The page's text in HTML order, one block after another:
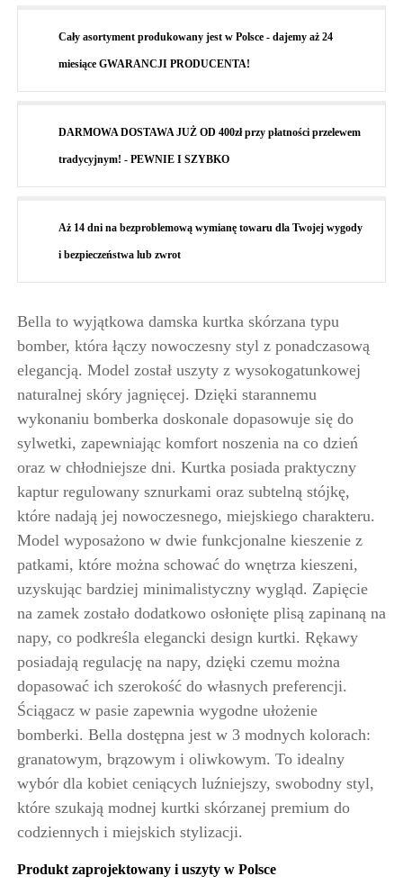
Cały asortyment produkowany jest w Polsce - dajemy aż 24
miesiące GWARANCJI PRODUCENTA!
DARMOWA DOSTAWA JUŻ OD 400zł przy płatności przelewem
tradycyjnym! - PEWNIE I SZYBKO
Aż 14 dni na bezproblemową wymianę towaru dla Twojej wygody
i bezpieczeństwa lub zwrot
Bella to wyjątkowa damska kurtka skórzana typu
bomber, która łączy nowoczesny styl z ponadczasową
elegancją. Model został uszyty z wysokogatunkowej
naturalnej skóry jagnięcej. Dzięki starannemu
wykonaniu bomberka doskonale dopasowuje się do
sylwetki, zapewniając komfort noszenia na co dzień
oraz w chłodniejsze dni. Kurtka posiada praktyczny
kaptur regulowany sznurkami oraz subtelną stójkę,
które nadają jej nowoczesnego, miejskiego charakteru.
Model wyposażono w dwie funkcjonalne kieszenie z
patkami, które można schować do wnętrza kieszeni,
uzyskując bardziej minimalistyczny wygląd. Zapięcie
na zamek zostało dodatkowo osłonięte plisą zapinaną na
napy, co podkreśla elegancki design kurtki. Rękawy
posiadają regulację na napy, dzięki czemu można
dopasować ich szerokość do własnych preferencji.
Ściągacz w pasie zapewnia wygodne ułożenie
bomberki. Bella dostępna jest w 3 modnych kolorach:
granatowym, brązowym i oliwkowym. To idealny
wybór dla kobiet ceniących luźniejszy, swobodny styl,
które szukają modnej kurtki skórzanej premium do
codziennych i miejskich stylizacji.
Produkt zaprojektowany i uszyty w Polsce